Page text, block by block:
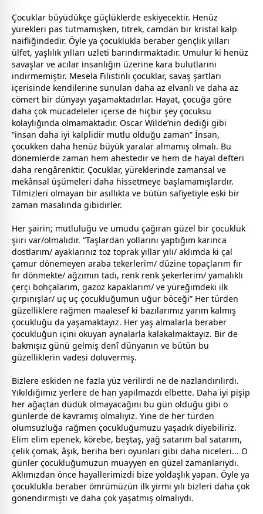
Çocuklar büyüdükçe güçlüklerde eskiyecektir. Henüz
yürekleri pas tutmamışken, titrek, camdan bir kristal kalp
naifliğindedir. Öyle ya çocuklukla beraber gençlik yılları
ülfet, yaşlılık yılları uzleti barındırmaktadır. Umulur ki henüz
savaşlar ve acılar insanlığın üzerine kara bulutlarını
indirmemiştir. Mesela Filistinli çocuklar, savaş şartları
içerisinde kendilerine sunulan daha az elvanlı ve daha az
cömert bir dünyayı yaşamaktadırlar. Hayat, çocuğa göre
daha çok mücadeleler içerse de hiçbir şey çocuksu
kolaylığında olmamaktadır. Oscar Wilde’nin dediği gibi
“insan daha iyi kalplidir mutlu olduğu zaman” İnsan,
çocukken daha henüz büyük yaralar almamış olmalı. Bu
dönemlerde zaman hem ahestedir ve hem de hayal defteri
daha rengârenktir. Çocuklar, yüreklerinde zamansal ve
mekânsal üşümeleri daha hissetmeye başlamamışlardır.
Tilmizleri olmayan bir asıllıkta ve bütün safiyetiyle eski bir
zaman masalında gibidirler.
Her şairin; mutluluğu ve umudu çağıran güzel bir çocukluk
şiiri var/olmalıdır. “Taşlardan yollarını yaptığım karınca
dostlarım/ ayaklarınız toz toprak yıllar yılı/ aklımda ki çal
çamur dönemeyen araba tekerlerim/ düzine topaçlarım fır
fır dönmekte/ ağzımın tadı, renk renk şekerlerim/ yamalıklı
çerçi bohçalarım, gazoz kapaklarım/ ve yüreğimdeki ilk
çırpınışlar/ uç uç çocukluğumun uğur böceği” Her türden
güzelliklere rağmen maalesef ki bazılarımız yarım kalmış
çocukluğu da yaşamaktayız. Her yaş almalarla beraber
çocukluğun içini okuyan aynalarla kalakalmaktayız. Bir de
bakmışız günü gelmiş denî dünyanın ve bütün bu
güzelliklerin vadesi doluvermiş.
Bizlere eskiden ne fazla yüz verilirdi ne de nazlandırılırdı.
Yıkıldığımız yerlere de han yapılmazdı elbette. Daha iyi pişip
her ağaçtan düdük olmayacağını bu gün olduğu gibi o
günlerde de kavramış olmalıyız. Yine de her türden
olumsuzluğa rağmen çocukluğumuzu yaşadık diyebiliriz.
Elim elim epenek, körebe, beştaş, yağ satarım bal satarım,
çelik çomak, âşık, beriha beri oyunları gibi daha niceleri... O
günler çocukluğumuzun muayyen en güzel zamanlarıydı.
Aklımızdan önce hayallerimizdi bize yoldaşlık yapan. Öyle ya
çocuklukla beraber ömrümüzün ilk yirmi yılı bizleri daha çok
gönendirmişti ve daha çok yaşatmış olmalıydı.